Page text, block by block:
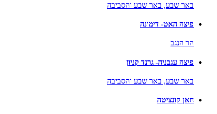
באר שבע, באר שבע והסביבה
פיצה האט- דימונה
הר הנגב
פיצה עגבניה- גרנד קניון
באר שבע, באר שבע והסביבה
חאן קונציטה